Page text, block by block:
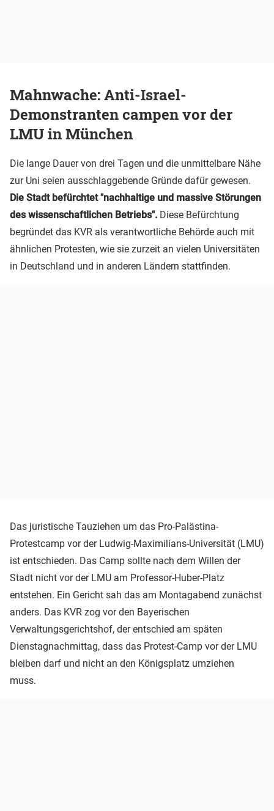
Mahnwache: Anti-Israel-
Demonstranten campen vor der
LMU in München
Die lange Dauer von drei Tagen und die unmittelbare Nähe
zur Uni seien ausschlaggebende Gründe dafür gewesen.
Die Stadt befürchtet "nachhaltige und massive Störungen
des wissenschaftlichen Betriebs". Diese Befürchtung
begründet das KVR als verantwortliche Behörde auch mit
ähnlichen Protesten, wie sie zurzeit an vielen Universitäten
in Deutschland und in anderen Ländern stattfinden.
Das juristische Tauziehen um das Pro-Palästina-
Protestcamp vor der Ludwig-Maximilians-Universität (LMU)
ist entschieden. Das Camp sollte nach dem Willen der
Stadt nicht vor der LMU am Professor-Huber-Platz
entstehen. Ein Gericht sah das am Montagabend zunächst
anders. Das KVR zog vor den Bayerischen
Verwaltungsgerichtshof, der entschied am späten
Dienstagnachmittag, dass das Protest-Camp vor der LMU
bleiben darf und nicht an den Königsplatz umziehen
muss.